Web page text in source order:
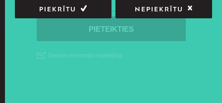
PIEKRĪTU NEPIEKRĪTU